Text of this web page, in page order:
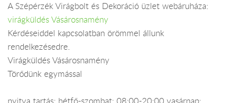
A Szépérzék Virágbolt és Dekoráció üzlet webáruháza:
virágküldés Vásárosnamény
Kérdéseiddel kapcsolatban örömmel állunk
rendelkezésedre.
Virágküldés Vásárosnamény
Törődünk egymással